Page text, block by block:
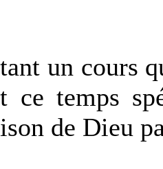
un cours
ce temps
de Dieu